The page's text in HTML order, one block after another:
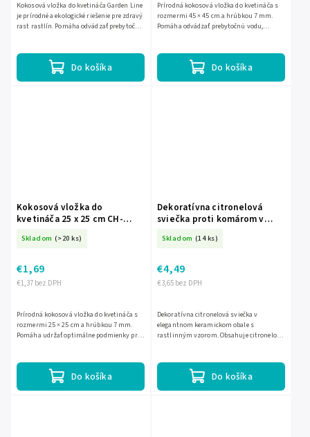
Do košíka
Kokosová vložka do kvetináča Garden Line
je prírodné a ekologické riešenie pre zdravý
rast rastlín. Pomáha odvádzať prebytočnú
Do košíka
Prírodná kokosová vložka do kvetináča s
rozmermi 45 × 45 cm a hrúbkou 7 mm.
Pomáha odvádzať prebytočnú vodu,
Kokosová vložka do
kvetináča 25 x 25 cm CH-
Skladom (>20 ks)
€1,37 bez DPH
€1,69
Do košíka
Prírodná kokosová vložka do kvetináča s
rozmermi 25 × 25 cm a hrúbkou 7 mm.
Pomáha udržať optimálne podmienky pre
Dekoratívna citronelová
sviečka proti komárom v
CH-INA7492
Skladom (14 ks)
€3,65 bez DPH
€4,49
Do košíka
Dekoratívna citronelová sviečka v
elegantnom keramickom obale s
rastlinným vzorom. Obsahuje citronelový